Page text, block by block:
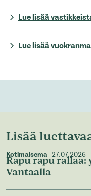
Lue lisää
Lue lisää
Lisää
Kotimaisema—27.07.2026
Rapu rapu
Vantaalla